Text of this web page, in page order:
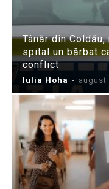
Tânăr din
spital un bărbat
conflict
Iulia Hoha - august